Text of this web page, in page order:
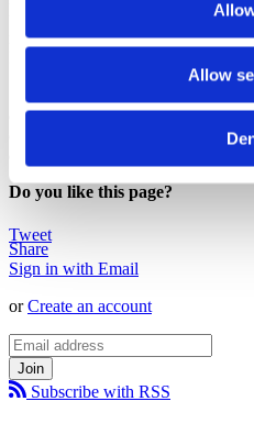
Allow
una tappa e l’altra, si è svolto un
rappresentanti dei lavoratori e la
esperienze da scout o da sindaco.
contestazioni ma è normale. A me
Do you like this page?
Tweet
Share
Sign in with Email
orCreate an account
Subscribe with RSS